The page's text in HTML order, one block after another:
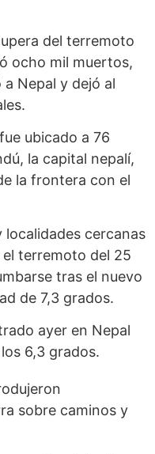
del terremoto
ocho mil muertos,
Nepal y dejó al
ubicado a 76
la capital nepalí,
la frontera con el
localidades cercanas
terremoto del 25
tras el nuevo
de 7,3 grados.
ayer en Nepal
6,3 grados.
sobre caminos y